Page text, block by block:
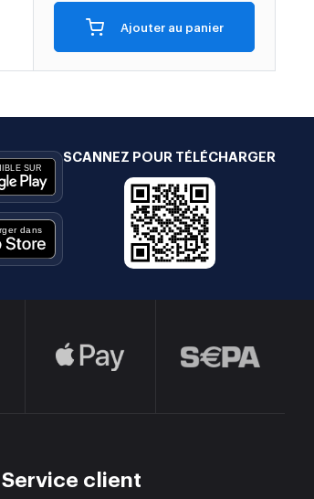
Ajouter au panier
SCANNEZ POUR TÉLÉCHARGER
Service client